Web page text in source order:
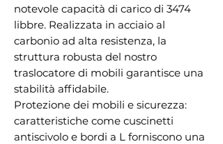
notevole capacità di carico di 3474
libbre. Realizzata in acciaio al
carbonio ad alta resistenza, la
struttura robusta del nostro
traslocatore di mobili garantisce una
stabilità affidabile.
Protezione dei mobili e sicurezza:
caratteristiche come cuscinetti
antiscivolo e bordi a L forniscono una